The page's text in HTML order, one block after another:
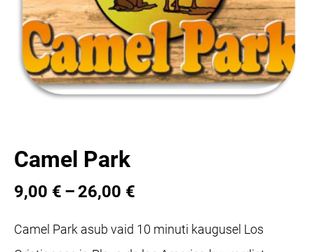
Camel Park
9,00 € – 26,00 €
Camel Park asub vaid 10 minuti kaugusel Los